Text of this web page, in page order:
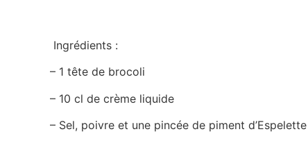
Ingrédients :
– 1 tête de brocoli
– 10 cl de crème liquide
– Sel, poivre et une pincée de piment